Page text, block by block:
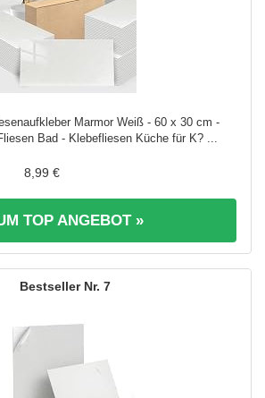
Marmor Weiß - 60 x 30 cm -
Bad - Klebefliesen Küche für K? ...
8,99 €
TOP ANGEBOT »
7